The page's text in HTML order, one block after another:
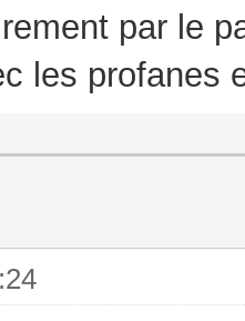
par le
les profanes